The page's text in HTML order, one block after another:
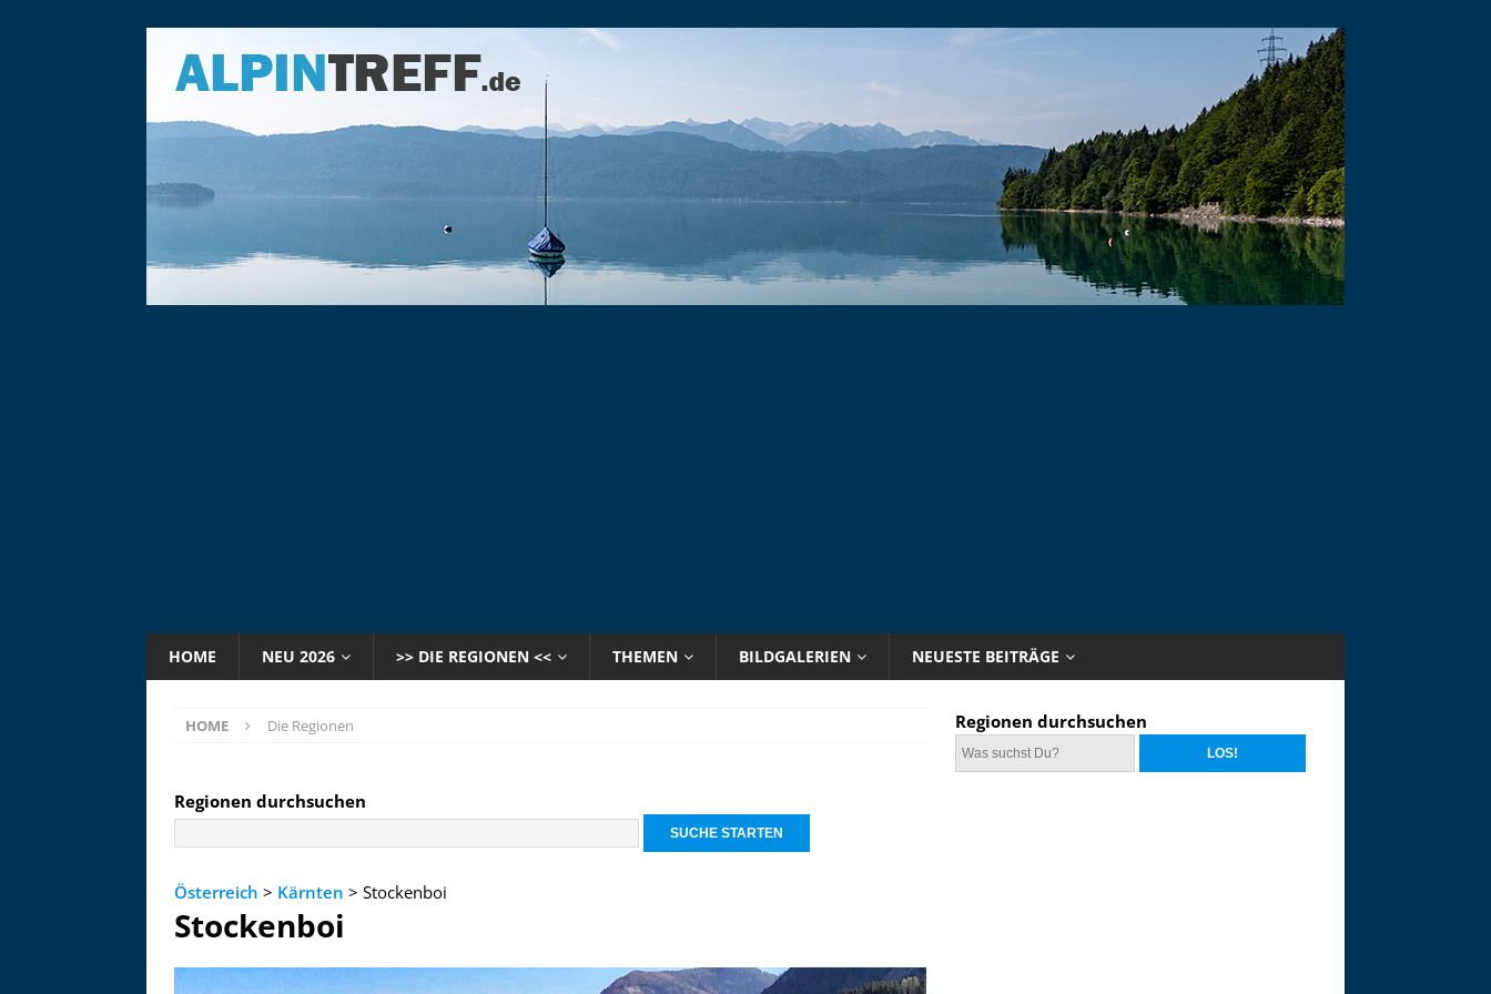
HOME NEU 2026 >> DIE REGIONEN << THEMEN BILDGALERIEN NEUESTE BEITRÄGE
HOME Die Regionen
Regionen durchsuchen
Österreich > Kärnten > Stockenboi
Stockenboi
Regionen durchsuchen